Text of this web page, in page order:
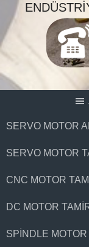
SERVO MOTOR
SERVO MOTOR
CNC MOTOR
DC MOTOR
SPINDLE MOTOR